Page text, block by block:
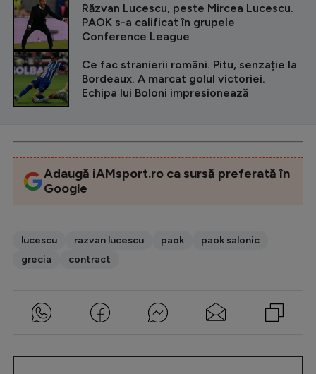
Răzvan Lucescu, peste Mircea Lucescu.
PAOK s-a calificat în grupele
Conference League
Ce fac stranierii români. Pitu, senzație la
Bordeaux. A marcat golul victoriei.
Echipa lui Boloni impresionează
Adaugă iAMsport.ro ca sursă preferată în
Google
lucescu razvan lucescu paok
paok salonic
grecia
contract